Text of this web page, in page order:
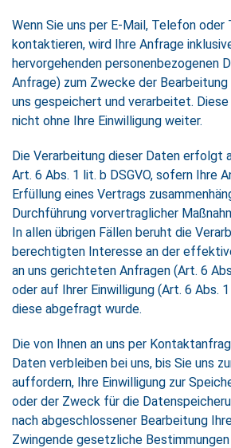
Wenn Sie uns per E-Mail, Telefon oder
kontaktieren, wird Ihre Anfrage
hervorgehenden personenbezogenen
Anfrage) zum Zwecke der
uns gespeichert und verarbeitet.
nicht ohne Ihre Einwilligung weiter.
Die Verarbeitung dieser Daten erfolgt
Art. 6 Abs. 1 lit. b DSGVO, sofern Ihre
Erfüllung eines Vertrags
Durchführung vorvertraglicher
In allen übrigen Fällen beruht die
berechtigten Interesse an der
an uns gerichteten Anfragen (Art. 6
oder auf Ihrer Einwilligung (Art. 6 Abs.
diese abgefragt wurde.
Die von Ihnen an uns per
Daten verbleiben bei uns, bis Sie uns
auffordern, Ihre Einwilligung zur
oder der Zweck für die
nach abgeschlossener Bearbeitung
Zwingende gesetzliche